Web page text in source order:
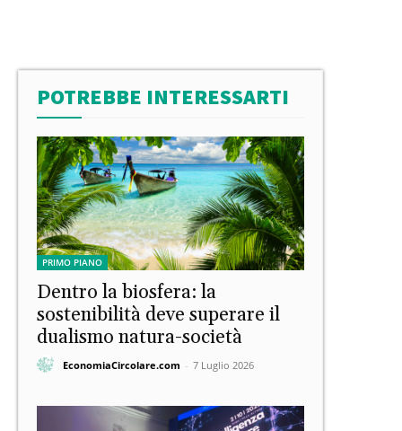
POTREBBE INTERESSARTI
PRIMO PIANO
Dentro la biosfera: la
sostenibilità deve superare il
dualismo natura-società
EconomiaCircolare.com - 7 Luglio 2026